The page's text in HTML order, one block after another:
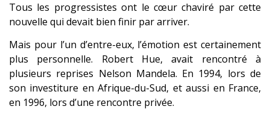
Tous les progressistes ont le cœur chaviré par cette
nouvelle qui devait bien finir par arriver.
Mais pour l’un d’entre-eux, l’émotion est certainement
plus personnelle. Robert Hue, avait rencontré à
plusieurs reprises Nelson Mandela. En 1994, lors de
son investiture en Afrique-du-Sud, et aussi en France,
en 1996, lors d’une rencontre privée.